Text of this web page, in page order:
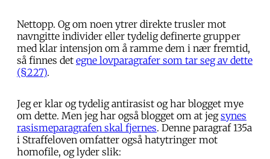
Nettopp. Og om noen ytrer direkte trusler mot
navngitte individer eller tydelig definerte grupper
med klar intensjon om å ramme dem i nær fremtid,
så finnes det egne lovparagrafer som tar seg av dette
(§227).
Jeg er klar og tydelig antirasist og har blogget mye
om dette. Men jeg har også blogget om at jegsynes
rasismeparagrafen skal fjernes. Denne paragraf 135a
i Straffeloven omfatter også hatytringer mot
homofile, og lyder slik: